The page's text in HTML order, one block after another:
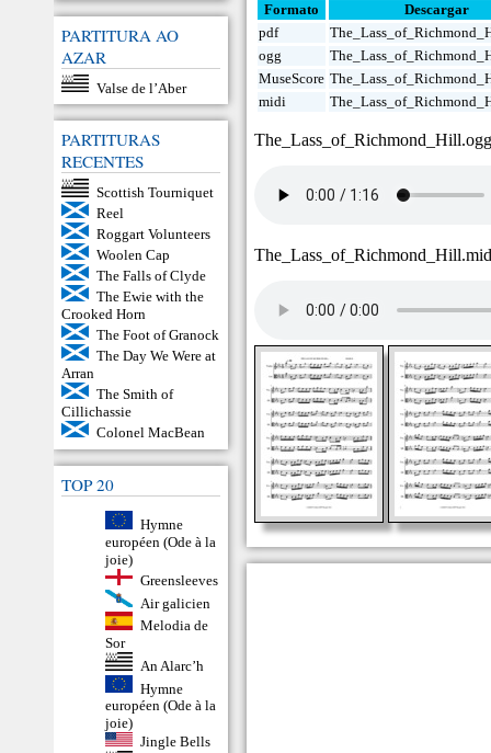
PARTITURA AO
AZAR
Valse de l’Aber
PARTITURAS
RECENTES
Scottish Tourniquet
Reel
Roggart Volunteers
Woolen Cap
The Falls of Clyde
The Ewie with the
Crooked Horn
The Foot of Granock
The Day We Were at
Arran
The Smith of
Cillichassie
Colonel MacBean
TOP 20
Hymne
européen (Ode à la
joie)
Greensleeves
Air galicien
Melodia de
Sor
An Alarc’h
Hymne
européen (Ode à la
joie)
Jingle Bells
Formato
Descargar
pdf
ogg
MuseScore
midi